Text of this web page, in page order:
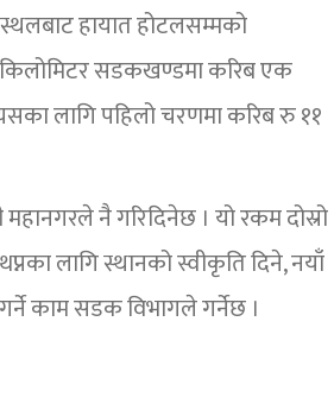
हायात होटलसम्मको
सडकखण्डमा करिब एक
लागि पहिलो चरणमा करिब रु ११
नै गरिदिनेछ । यो रकम दोस्रो
लागि स्थानको स्वीकृति दिने, नयाँ
काम सडक विभागले गर्नेछ ।